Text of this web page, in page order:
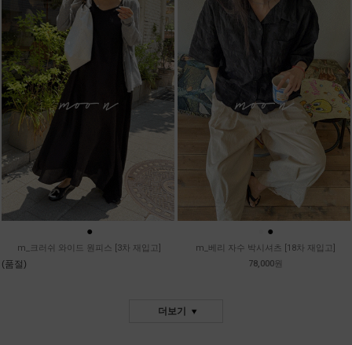
●
m_크러쉬 와이드 원피스 [3차 재입고]
(품절)
●
m_베리 자수 박시셔츠 [18차 재입고]
78,000원
더보기